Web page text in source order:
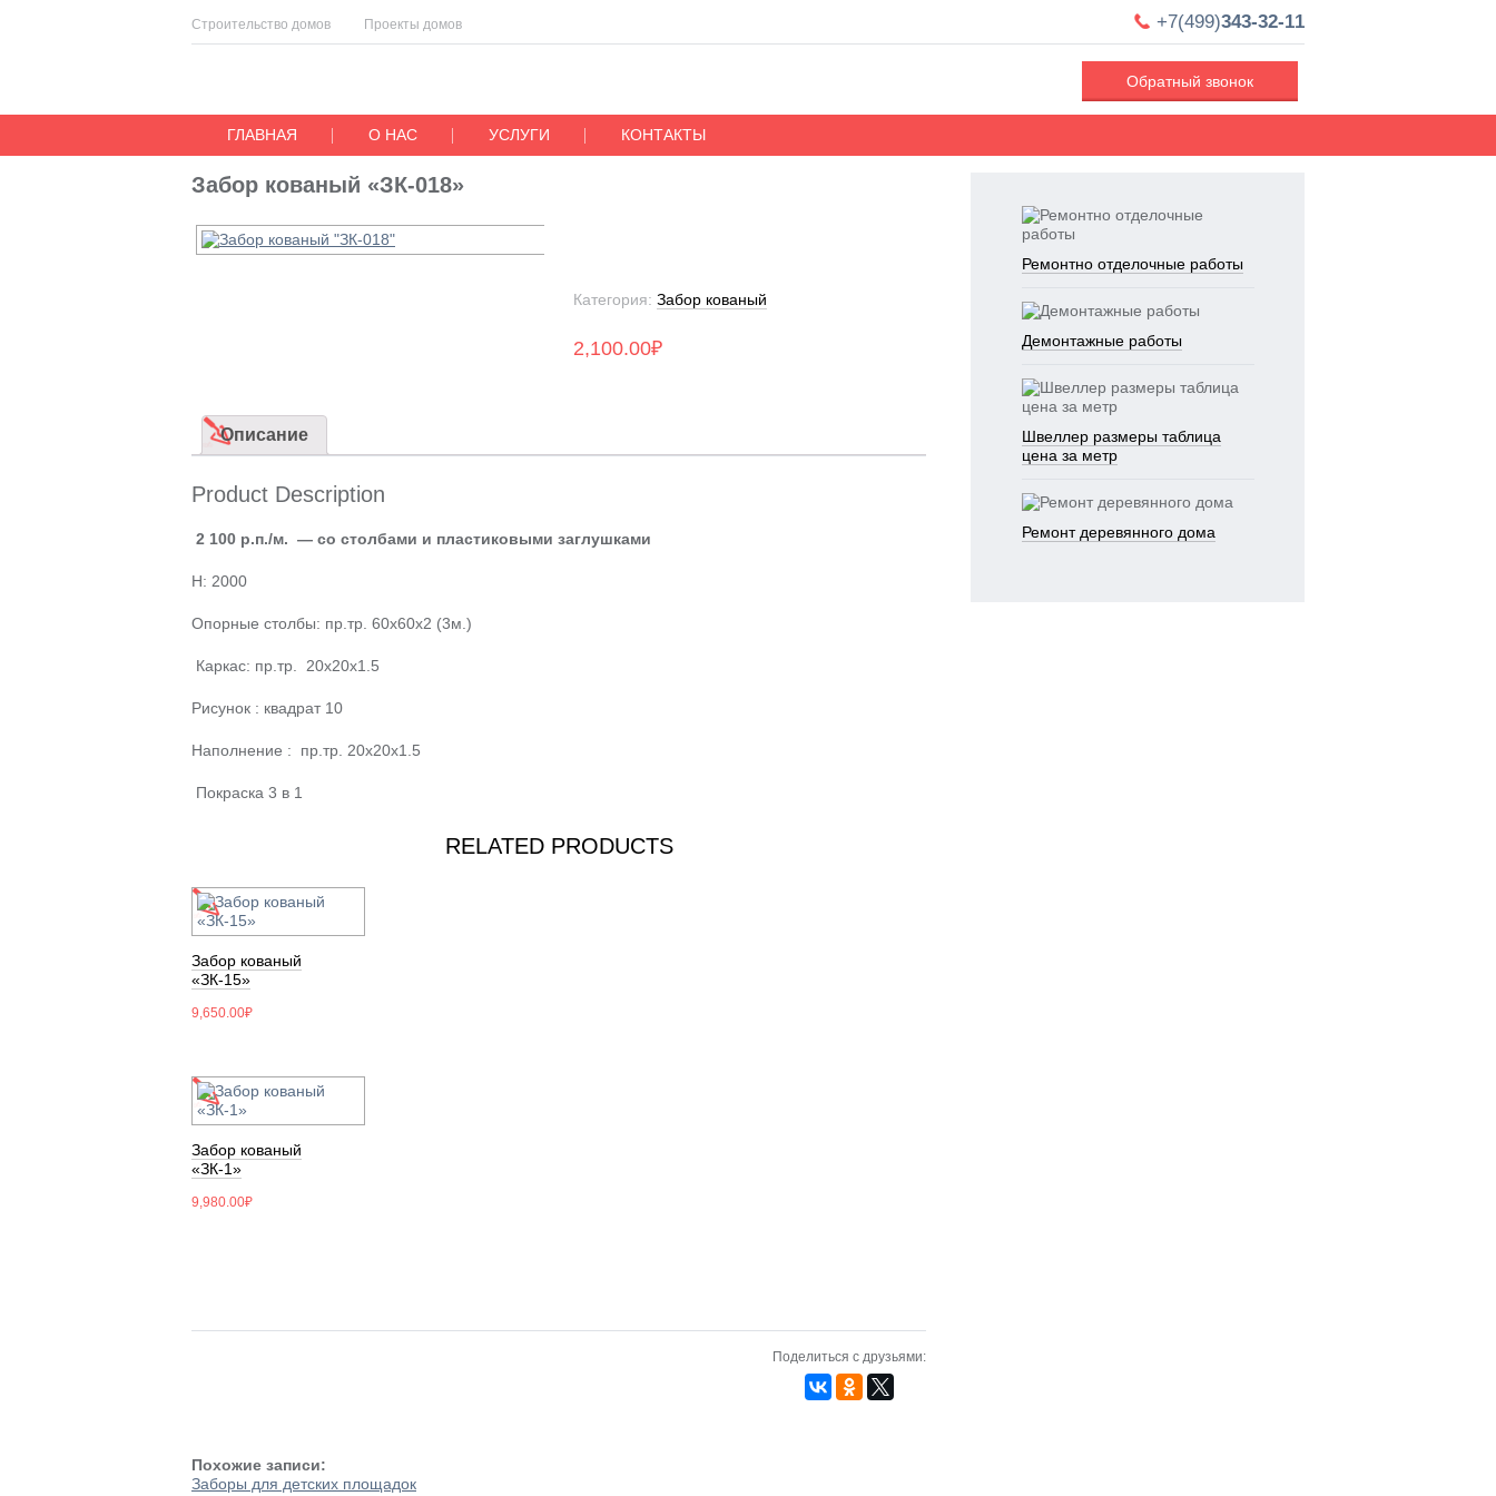
Обратный звонок
+7(499)343-32-11
ГЛАВНАЯ О НАС УСЛУГИ КОНТАКТЫ
Строительство домов Проекты домов
Забор кованый «ЗК-018»
Категория:Забор кованый
2,100.00₽
Описание
Product Description
2 100 р.п./м. — со столбами и пластиковыми заглушками
H: 2000
Опорные столбы: пр.тр. 60х60х2 (3м.)
Каркас: пр.тр. 20х20х1.5
Рисунок : квадрат 10
Наполнение : пр.тр. 20х20х1.5
Покраска 3 в 1
RELATED PRODUCTS
Забор кованый
«ЗК-15»
9,650.00₽
Забор кованый
«ЗК-1»
9,980.00₽
Поделиться с друзьями:
Похожие записи:
Заборы для детских площадок
Ремонтно отделочные работы
Демонтажные работы
Швеллер размеры таблица
цена за метр
Ремонт деревянного дома